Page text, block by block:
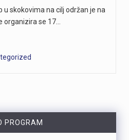
u skokovima na cilj održan je na
organizira se 17…
PROGRAM